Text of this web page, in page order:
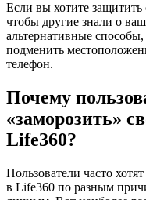
Если вы хотите защитить
чтобы другие знали о
альтернативные
подменить
телефон.
Почему
«заморозить»
Life360?
Пользователи часто
в Life360 по разным